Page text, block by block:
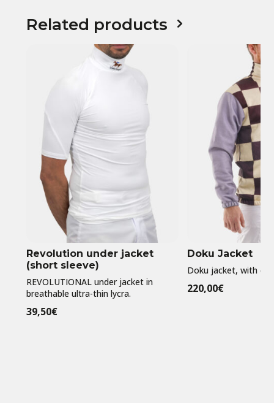
Related products
Revolution under jacket
(short sleeve)
REVOLUTIONAL under jacket in
breathable ultra-thin lycra.
39,50€
Doku Jacket
Doku jacket, with
220,00€